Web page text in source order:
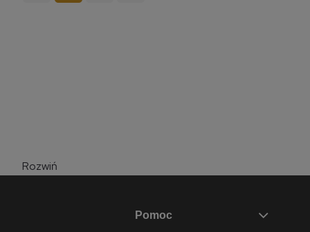
Rozwiń
Pomoc